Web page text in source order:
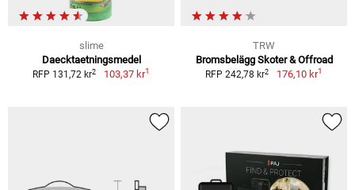
slime
Daecktaetningsmedel
RFP 131,72 kr2 103,37 kr1
TRW
Bromsbelägg Skoter & Offroad
RFP 242,78 kr2 176,10 kr1